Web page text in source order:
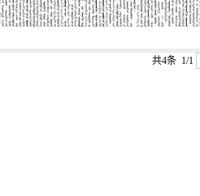
共4条 1/1